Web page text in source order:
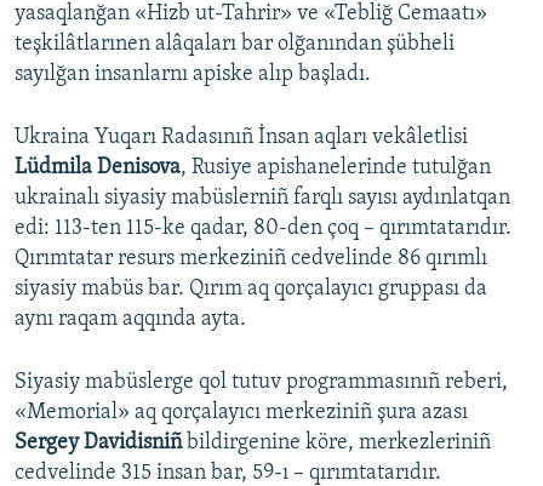
yasaqlanğan «Hizb ut-Tahrir» ve «Tebliğ Cemaatı»
teşkilâtlarınen alâqaları bar olğanından şübheli
sayılğan insanlarnı apiske alıp başladı.
Ukraina Yuqarı Radasınıñ İnsan aqları vekâletlisi
Lüdmila Denisova, Rusiye apishanelerinde tutulğan
ukrainalı siyasiy mabüslerniñ farqlı sayısı aydınlatqan
edi: 113-ten 115-ke qadar, 80-den çoq – qırımtatarıdır.
Qırımtatar resurs merkeziniñ cedvelinde 86 qırımlı
siyasiy mabüs bar. Qırım aq qorçalayıcı gruppası da
aynı raqam aqqında ayta.
Siyasiy mabüslerge qol tutuv programmasınıñ reberi,
«Memorial» aq qorçalayıcı merkeziniñ şura azası
Sergey Davidisniñbildirgenine köre, merkezleriniñ
cedvelinde 315 insan bar, 59-ı – qırımtatarıdır.